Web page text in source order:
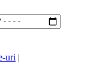
uri |